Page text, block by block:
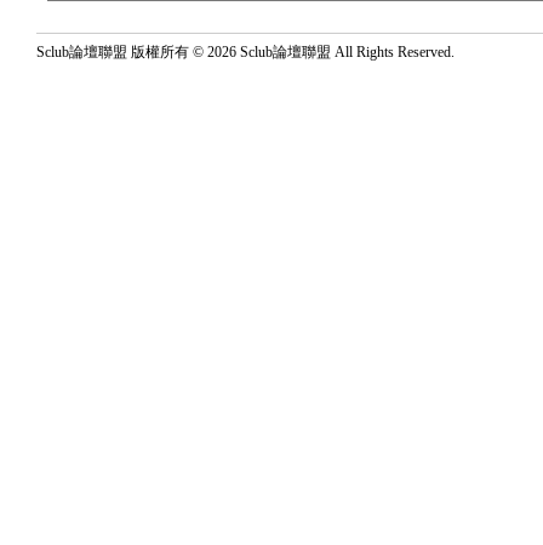
Sclub論壇聯盟 版權所有 © 2026 Sclub論壇聯盟 All Rights Reserved.